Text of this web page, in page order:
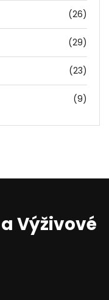
(26)
(29)
(23)
(9)
Výživové